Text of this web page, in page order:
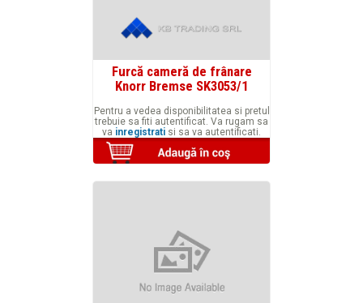
Furcă cameră de frânare
Knorr Bremse SK3053/1
Pentru a vedea disponibilitatea si pretul
trebuie sa fiti autentificat. Va rugam sa
va inregistrati si sa va autentificati.